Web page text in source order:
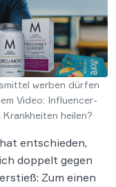
werben dürfen
Video: Influencer-
heilen?
entschieden,
doppelt gegen
Zum einen